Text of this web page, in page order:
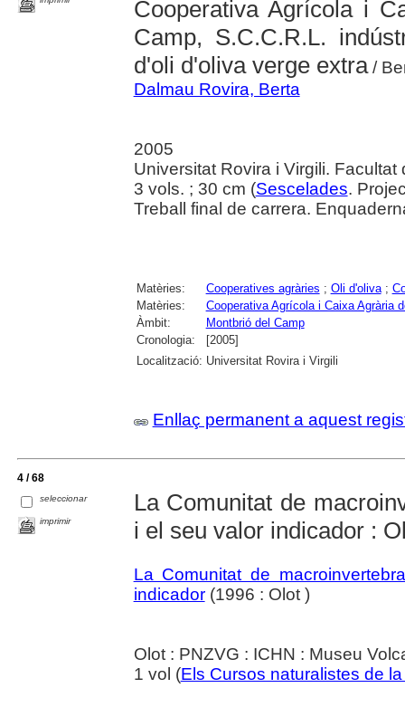
Cooperativa Agrícola i
Camp, S.C.C.R.L.
d'oli d'oliva verge extra/
Dalmau Rovira, Berta
2005
Universitat Rovira i Virgili.
3 vols. ; 30 cm (Sescelades.
Treball final de carrera.
Matèries: Cooperatives agràries ; Oli d'oliva;
Matèries:
Cooperativa Agrícola i Caixa Agrària
Àmbit:
Montbrió del Camp
Cronologia:
[2005]
Localització: Universitat Rovira i Virgili
Enllaç permanent a aquest
4 / 68
seleccionar
imprimir
La Comunitat de
i el seu valor indicador :
La Comunitat de
indicador(1996 : Olot )
Olot : PNZVG : ICHN : Museu
1 vol (Els Cursos naturalistes de